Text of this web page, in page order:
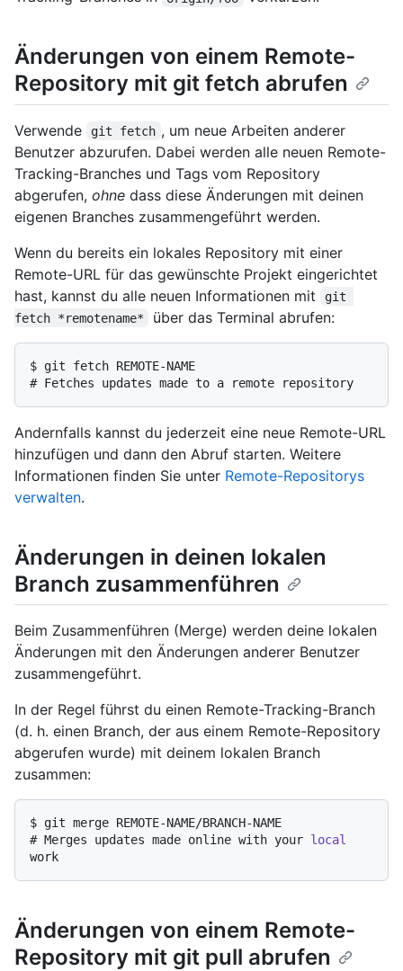
Änderungen von einem Remote-
Repository mit git fetch abrufen
Verwende git fetch , um neue Arbeiten anderer
Benutzer abzurufen. Dabei werden alle neuen Remote-
Tracking-Branches und Tags vom Repository
abgerufen, ohne dass diese Änderungen mit deinen
eigenen Branches zusammengeführt werden.
Wenn du bereits ein lokales Repository mit einer
Remote-URL für das gewünschte Projekt eingerichtet
hast, kannst du alle neuen Informationen mit
git
fetch *remotename*
über das Terminal abrufen:
$ git fetch REMOTE-NAME
# Fetches updates made to a remote repository
Andernfalls kannst du jederzeit eine neue Remote-URL
hinzufügen und dann den Abruf starten. Weitere
Informationen finden Sie unter Remote-Repositorys
verwalten.
Änderungen in deinen lokalen
Branch zusammenführen
Beim Zusammenführen (Merge) werden deine lokalen
Änderungen mit den Änderungen anderer Benutzer
zusammengeführt.
In der Regel führst du einen Remote-Tracking-Branch
(d. h. einen Branch, der aus einem Remote-Repository
abgerufen wurde) mit deinem lokalen Branch
zusammen:
$ git merge REMOTE-NAME/BRANCH-NAME
# Merges updates made online with your local
work
Änderungen von einem Remote-
Repository mit git pull abrufen